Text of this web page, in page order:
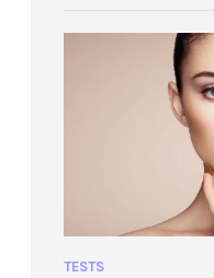
TESTS